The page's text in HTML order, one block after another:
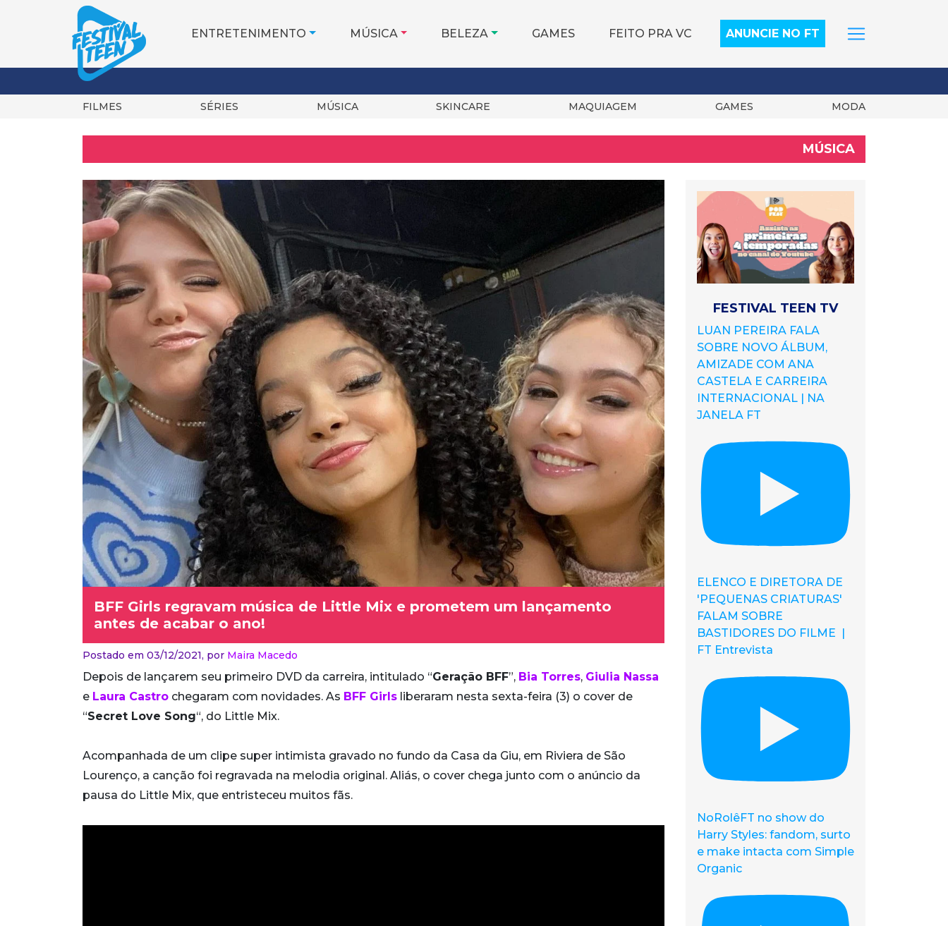
ENTRETENIMENTO MÚSICA BELEZA GAMES FEITO PRA VC ANUNCIE NO FT
FILMES SÉRIES MÚSICA SKINCARE MAQUIAGEM GAMES MODA
MÚSICA
BFF Girls regravam música de Little Mix e prometem um lançamento
antes de acabar o ano!
Postado em 03/12/2021, por Maira Macedo
Depois de lançarem seu primeiro DVD da carreira, intitulado “Geração BFF”, Bia Torres, Giulia Nassa
e Laura Castro chegaram com novidades. As BFF Girls liberaram nesta sexta-feira (3) o cover de
“Secret Love Song“, do Little Mix.
Acompanhada de um clipe super intimista gravado no fundo da Casa da Giu, em Riviera de São
Lourenço, a canção foi regravada na melodia original. Aliás, o cover chega junto com o anúncio da
pausa do Little Mix, que entristeceu muitos fãs.
FESTIVAL TEEN TV
LUAN PEREIRA FALA
SOBRE NOVO ÁLBUM,
AMIZADE COM ANA
CASTELA E CARREIRA
INTERNACIONAL | NA
JANELA FT
ELENCO E DIRETORA DE
'PEQUENAS CRIATURAS'
FALAM SOBRE
BASTIDORES DO FILME |
FT Entrevista
NoRolêFT no show do
Harry Styles: fandom, surto
e make intacta com Simple
Organic